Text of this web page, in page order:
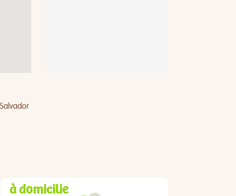
à domicilie